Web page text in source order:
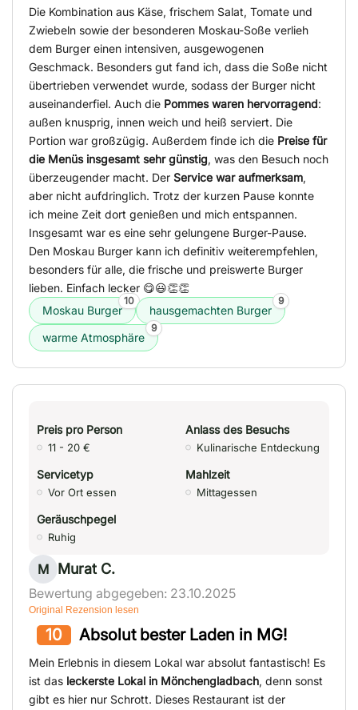
Die Kombination aus Käse, frischem Salat, Tomate und
Zwiebeln sowie der besonderen Moskau-Soße verlieh
dem Burger einen intensiven, ausgewogenen
Geschmack. Besonders gut fand ich, dass die Soße nicht
übertrieben verwendet wurde, sodass der Burger nicht
auseinanderfiel. Auch die Pommes waren hervorragend:
außen knusprig, innen weich und heiß serviert. Die
Portion war großzügig. Außerdem finde ich die Preise für
die Menüs insgesamt sehr günstig, was den Besuch noch
überzeugender macht. Der Service war aufmerksam,
aber nicht aufdringlich. Trotz der kurzen Pause konnte
ich meine Zeit dort genießen und mich entspannen.
Insgesamt war es eine sehr gelungene Burger-Pause.
Den Moskau Burger kann ich definitiv weiterempfehlen,
besonders für alle, die frische und preiswerte Burger
lieben. Einfach lecker 😋😃👏👏
Moskau Burger
10
hausgemachten Burger
9
warme Atmosphäre
9
Preis pro Person
11 - 20 €
Anlass des Besuchs
Kulinarische Entdeckung
Servicetyp
Vor Ort essen
Mahlzeit
Mittagessen
Geräuschpegel
Ruhig
M Murat C.
Bewertung abgegeben: 23.10.2025
Original Rezension lesen
10 Absolut bester Laden in MG!
Mein Erlebnis in diesem Lokal war absolut fantastisch! Es
ist das leckerste Lokal in Mönchengladbach, denn sonst
gibt es hier nur Schrott. Dieses Restaurant ist der